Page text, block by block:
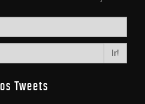
Ir!
Tweets